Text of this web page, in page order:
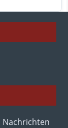
Nachrichten